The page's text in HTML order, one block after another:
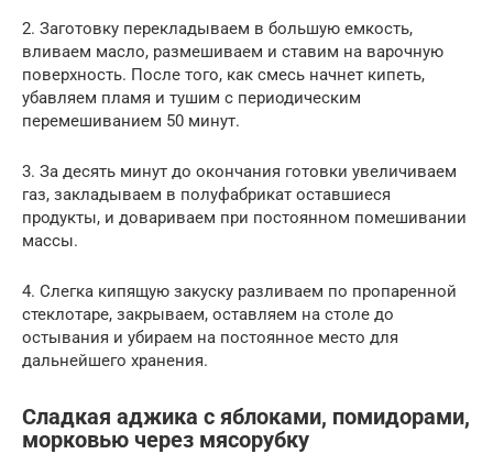
2. Заготовку перекладываем в большую емкость,
вливаем масло, размешиваем и ставим на варочную
поверхность. После того, как смесь начнет кипеть,
убавляем пламя и тушим с периодическим
перемешиванием 50 минут.
3. За десять минут до окончания готовки увеличиваем
газ, закладываем в полуфабрикат оставшиеся
продукты, и довариваем при постоянном помешивании
массы.
4. Слегка кипящую закуску разливаем по пропаренной
стеклотаре, закрываем, оставляем на столе до
остывания и убираем на постоянное место для
дальнейшего хранения.
Сладкая аджика с яблоками, помидорами,
морковью через мясорубку